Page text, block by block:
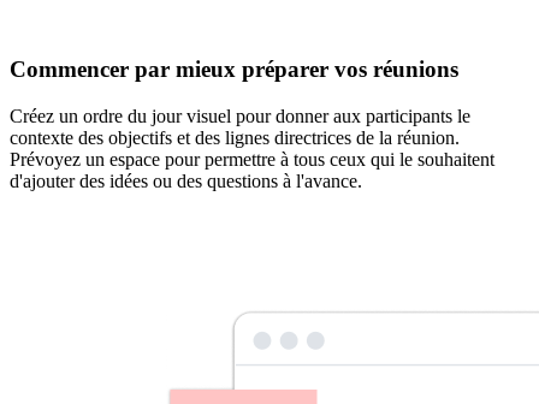
Commencer par mieux préparer vos réunions
Créez un ordre du jour visuel pour donner aux participants le
contexte des objectifs et des lignes directrices de la réunion.
Prévoyez un espace pour permettre à tous ceux qui le souhaitent
d'ajouter des idées ou des questions à l'avance.